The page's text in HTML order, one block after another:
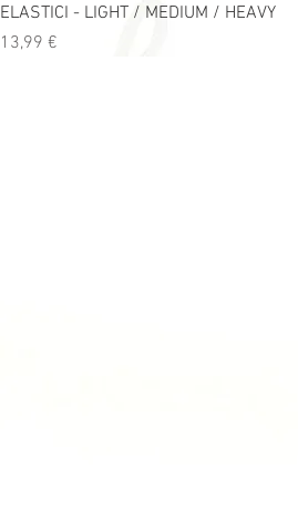
ELASTICI - LIGHT / MEDIUM / HEAVY
Precio
13,99 €